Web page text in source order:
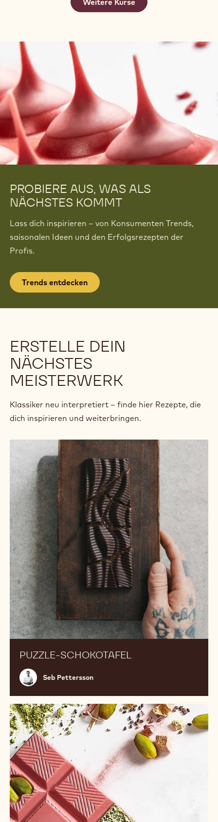
Weitere Kurse
PROBIERE AUS, WAS ALS
NÄCHSTES KOMMT
Lass dich inspirieren – von Konsumenten Trends,
saisonalen Ideen und den Erfolgsrezepten der
Profis.
Trends entdecken
ERSTELLE DEIN
NÄCHSTES
MEISTERWERK
Klassiker neu interpretiert – finde hier Rezepte, die
dich inspirieren und weiterbringen.
PUZZLE-SCHOKOTAFEL
Seb
Pettersson
Seb Pettersson
Schokotafel
Rubytafeln
mit
Matchatee